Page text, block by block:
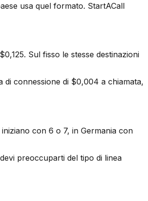
usa quel formato. StartACall
Sul fisso le stesse destinazioni
connessione di $0,004 a chiamata,
con 6 o 7, in Germania con
preoccuparti del tipo di linea